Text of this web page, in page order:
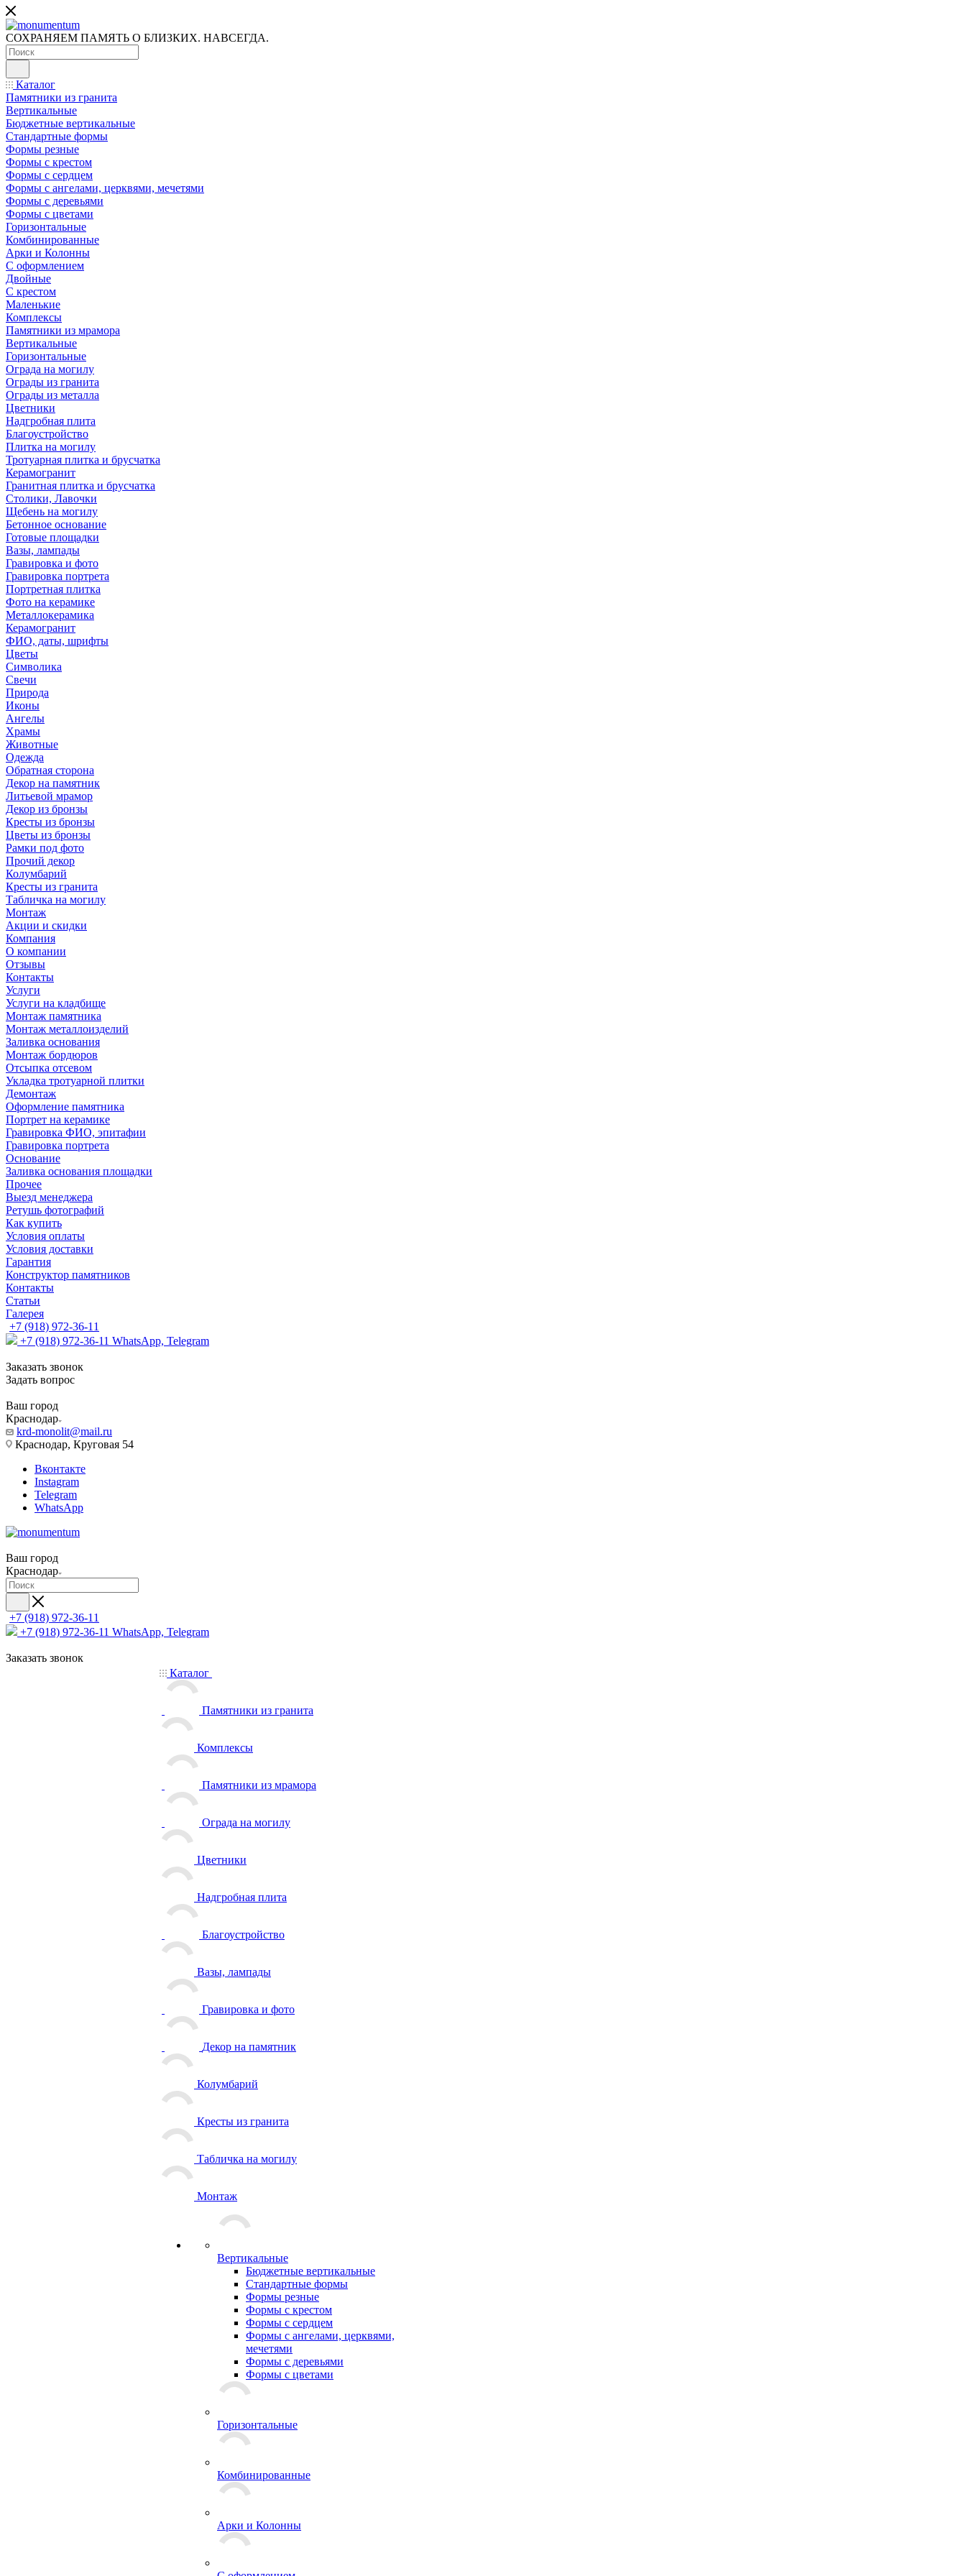
СОХРАНЯЕМ ПАМЯТЬ О БЛИЗКИХ. НАВСЕГДА.
Каталог
Памятники из гранита
Вертикальные
Бюджетные вертикальные
Стандартные формы
Формы резные
Формы с крестом
Формы с сердцем
Формы с ангелами, церквями, мечетями
Формы с деревьями
Формы с цветами
Горизонтальные
Комбинированные
Арки и Колонны
С оформлением
Двойные
С крестом
Маленькие
Комплексы
Памятники из мрамора
Вертикальные
Горизонтальные
Ограда на могилу
Ограды из гранита
Ограды из металла
Цветники
Надгробная плита
Благоустройство
Плитка на могилу
Тротуарная плитка и брусчатка
Керамогранит
Гранитная плитка и брусчатка
Столики, Лавочки
Щебень на могилу
Бетонное основание
Готовые площадки
Вазы, лампады
Гравировка и фото
Гравировка портрета
Портретная плитка
Фото на керамике
Металлокерамика
Керамогранит
ФИО, даты, шрифты
Цветы
Символика
Свечи
Природа
Иконы
Ангелы
Храмы
Животные
Одежда
Обратная сторона
Декор на памятник
Литьевой мрамор
Декор из бронзы
Кресты из бронзы
Цветы из бронзы
Рамки под фото
Прочий декор
Колумбарий
Кресты из гранита
Табличка на могилу
Монтаж
Акции и скидки
Компания
О компании
Отзывы
Контакты
Услуги
Услуги на кладбище
Монтаж памятника
Монтаж металлоизделий
Заливка основания
Монтаж бордюров
Отсыпка отсевом
Укладка тротуарной плитки
Демонтаж
Оформление памятника
Портрет на керамике
Гравировка ФИО, эпитафии
Гравировка портрета
Основание
Заливка основания площадки
Прочее
Выезд менеджера
Ретушь фотографий
Как купить
Условия оплаты
Условия доставки
Гарантия
Конструктор памятников
Контакты
Статьи
Галерея
+7 (918) 972-36-11
+7 (918) 972-36-11 WhatsApp, Telegram
Заказать звонок
Задать вопрос
Ваш город
Краснодар
krd-monolit@mail.ru
Краснодар, Круговая 54
Вконтакте
Instagram
Telegram
WhatsApp
Ваш город
Краснодар
+7 (918) 972-36-11
+7 (918) 972-36-11 WhatsApp, Telegram
Заказать звонок
Каталог
Памятники из гранита
Комплексы
Памятники из мрамора
Ограда на могилу
Цветники
Надгробная плита
Благоустройство
Вазы, лампады
Гравировка и фото
Декор на памятник
Колумбарий
Кресты из гранита
Табличка на могилу
Монтаж
Вертикальные
Бюджетные вертикальные
Стандартные формы
Формы резные
Формы с крестом
Формы с сердцем
Формы с ангелами, церквями,
мечетями
Формы с деревьями
Формы с цветами
Горизонтальные
Комбинированные
Арки и Колонны